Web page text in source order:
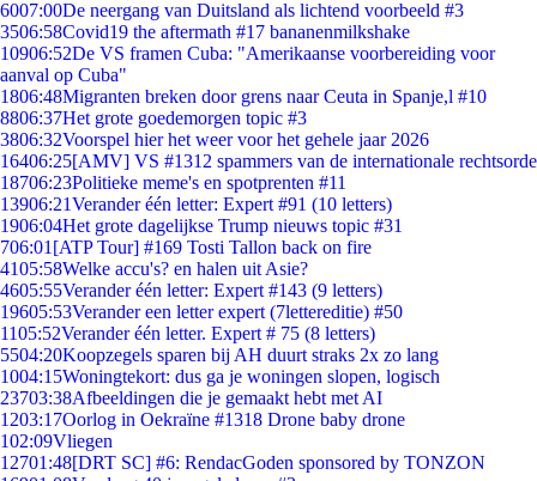
6007:00De neergang van Duitsland als lichtend voorbeeld #3
3506:58Covid19 the aftermath #17 bananenmilkshake
10906:52De VS framen Cuba: "Amerikaanse voorbereiding voor
aanval op Cuba"
1806:48Migranten breken door grens naar Ceuta in Spanje,l #10
8806:37Het grote goedemorgen topic #3
3806:32Voorspel hier het weer voor het gehele jaar 2026
16406:25[AMV] VS #1312 spammers van de internationale rechtsorde
18706:23Politieke meme's en spotprenten #11
13906:21Verander één letter: Expert #91 (10 letters)
1906:04Het grote dagelijkse Trump nieuws topic #31
706:01 [ATP Tour] #169 Tosti Tallon back on fire
4105:58Welke accu's? en halen uit Asie?
4605:55Verander één letter: Expert #143 (9 letters)
19605:53Verander een letter expert (7lettereditie) #50
1105:52Verander één letter. Expert # 75 (8 letters)
5504:20Koopzegels sparen bij AH duurt straks 2x zo lang
1004:15Woningtekort: dus ga je woningen slopen, logisch
23703:38Afbeeldingen die je gemaakt hebt met AI
1203:17Oorlog in Oekraïne #1318 Drone baby drone
102:09Vliegen
12701:48[DRT SC] #6: RendacGoden sponsored by TONZON